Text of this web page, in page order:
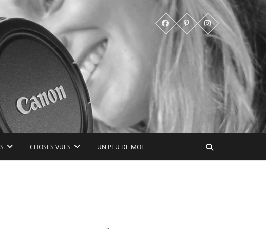
CHOSES VUES UN PEU DE MOI